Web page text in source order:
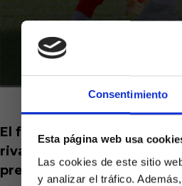
Consentimiento
Esta página web usa
Las cookies de este sitio
y analizar el tráfico.
El fútbol es un deporte de
rival. Este sería el caso de
presente curso a las